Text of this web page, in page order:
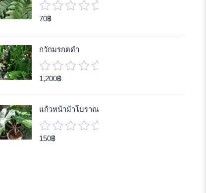
0
5
70฿
กวักมรกตดำ
0
of
5
1,200฿
แก้วหน้าม้าโบราณ
0
150฿